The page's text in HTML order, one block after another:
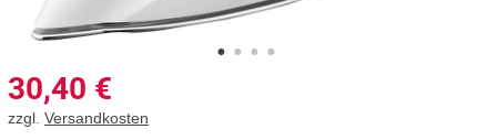
30,40 €
zzgl. Versandkosten